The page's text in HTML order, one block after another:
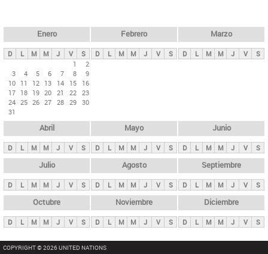
ds
p
n
c
i
p
l
e
s
Enero
D L M M J V
S
1
2
3
4 5 6 7 8
9
10 11 12 13 14 15
16
17 18 19 20 21 22 23
24 25 26 27 28 29 30
31
Febrero
D L M M J V S
Marzo
D L M M J V S
Abril
D L M M J V S
Mayo
D L M M J V S
Junio
D L M M J V S
Julio
D L M M J V S
Agosto
D L M M J V S
Septiembre
D L M M J V S
Octubre
D L M M J V S
Noviembre
D L M M J V S
Diciembre
D L M M J V S
COPYRIGHT © 2026 UNITED NATIONS